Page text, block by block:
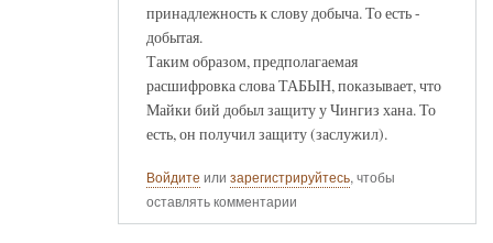
принадлежность к слову добыча. То есть -
добытая.
Таким образом, предполагаемая
расшифровка слова ТАБЫН, показывает, что
Майки бий добыл защиту у Чингиз хана. То
есть, он получил защиту (заслужил).
Войдите или зарегистрируйтесь, чтобы
оставлять комментарии